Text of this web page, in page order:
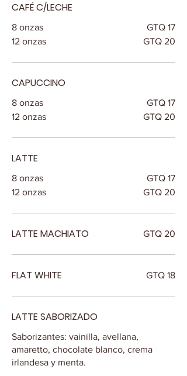
CAFÉ C/LECHE
8 onzas
GTQ 17
12 onzas
GTQ 20
CAPUCCINO
8 onzas
GTQ 17
12 onzas
GTQ 20
LATTE
8 onzas
GTQ 17
12 onzas
GTQ 20
LATTE MACHIATO GTQ 20
FLAT WHITE GTQ 18
LATTE SABORIZADO
Saborizantes: vainilla, avellana,
amaretto, chocolate blanco, crema
irlandesa y menta.